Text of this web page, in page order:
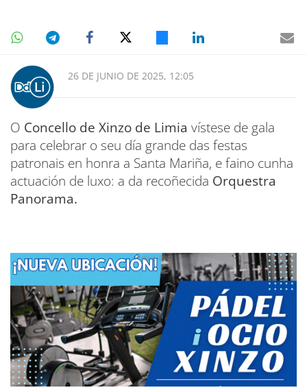
26 DE JUNIO DE 2025, 12:05
O Concello de Xinzo de Limia vístese de gala
para celebrar o seu día grande das festas
patronais en honra a Santa Mariña, e faino cunha
actuación de luxo: a da recoñecida Orquestra
Panorama.